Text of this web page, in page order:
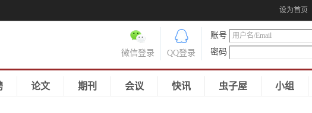
设为首页
账号
密码
QQ登录
微信登录
论文 期刊 会议 快讯 虫子屋 小组